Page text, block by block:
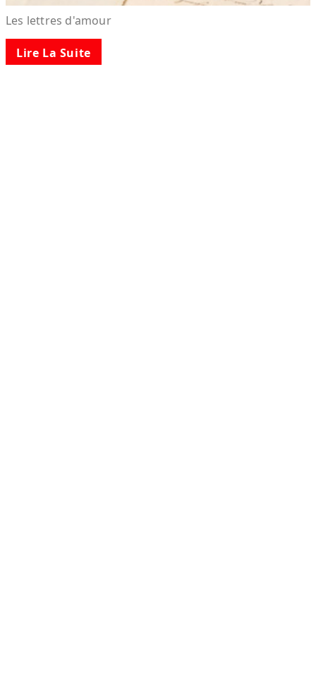
Les lettres d'amour
Lire La Suite